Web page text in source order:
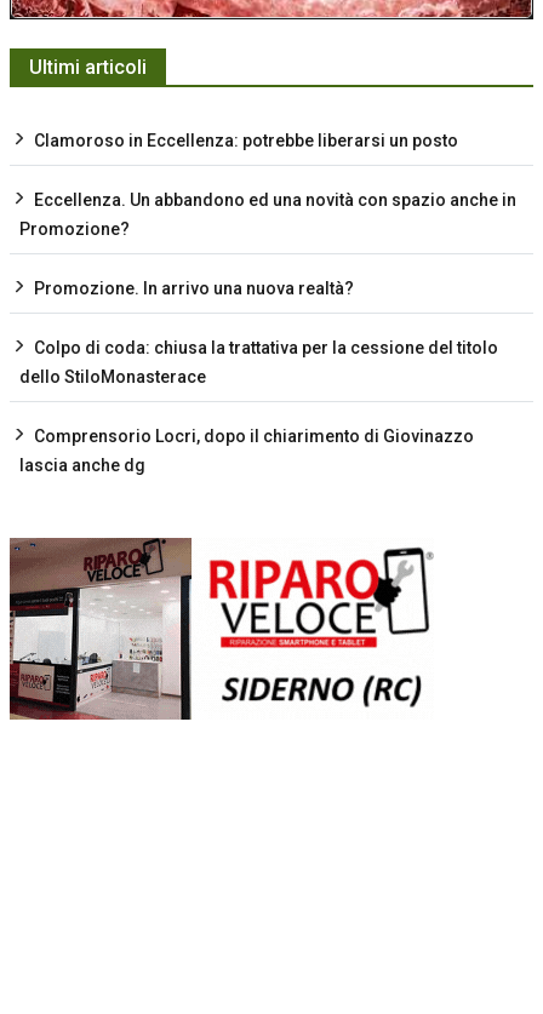
Ultimi articoli
Clamoroso in Eccellenza: potrebbe liberarsi un posto
Eccellenza. Un abbandono ed una novità con spazio anche in
Promozione?
Promozione. In arrivo una nuova realtà?
Colpo di coda: chiusa la trattativa per la cessione del titolo
dello StiloMonasterace
Comprensorio Locri, dopo il chiarimento di Giovinazzo
lascia anche dg